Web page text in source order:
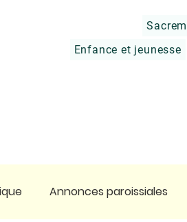
Enfance et jeunesse
Annonces paroissiales